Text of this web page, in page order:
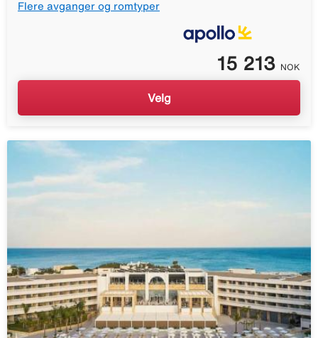
Flere avganger og romtyper
15 213 NOK
Velg